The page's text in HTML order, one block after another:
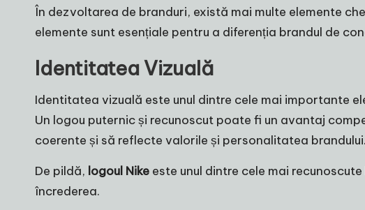
În dezvoltarea de branduri, există mai multe elemente
elemente sunt esențiale pentru a diferenția brandul de
Identitatea Vizuală
Identitatea vizuală este unul dintre cele mai importante
Un logou puternic și recunoscut poate fi un avantaj
coerente și să reflecte valorile și personalitatea brandului.
De pildă, logoul Nike este unul dintre cele mai
încrederea.